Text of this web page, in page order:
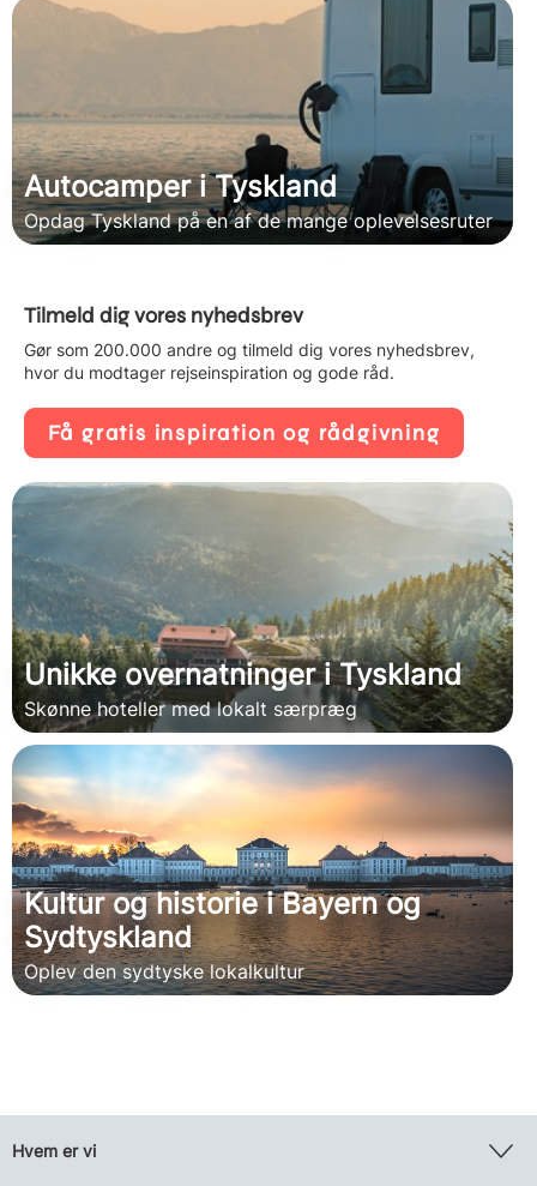
Autocamper i Tyskland
Opdag Tyskland på en af de mange oplevelsesruter
Tilmeld dig vores nyhedsbrev
Gør som 200.000 andre og tilmeld dig vores nyhedsbrev,
hvor du modtager rejseinspiration og gode råd.
Få gratis inspiration og rådgivning
Unikke overnatninger i Tyskland
Skønne hoteller med lokalt særpræg
Kultur og historie i Bayern og
Sydtyskland
Oplev den sydtyske lokalkultur
Hvem er vi